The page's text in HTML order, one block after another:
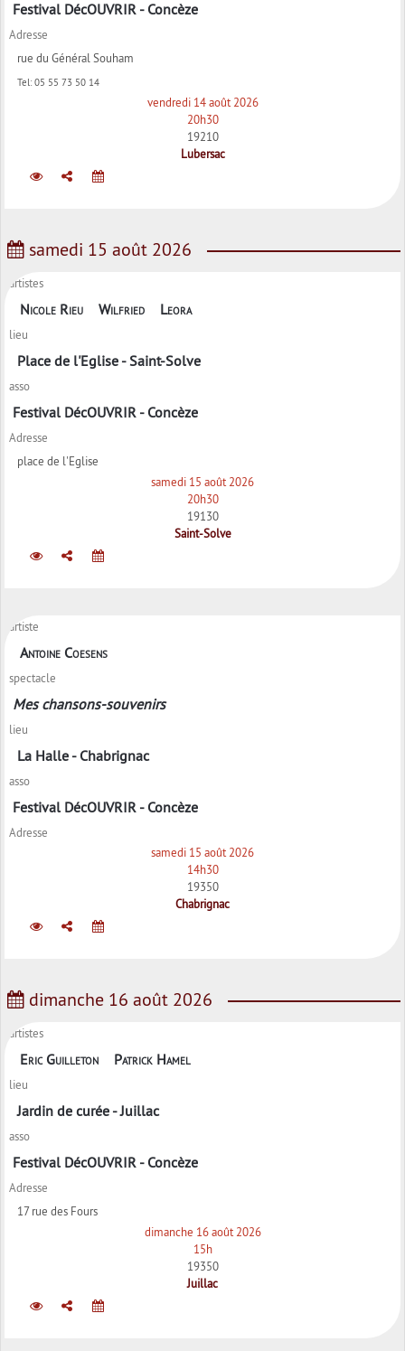
Festival DécOUVRIR - Concèze
Adresse
rue du Général Souham
Tel: 05 55 73 50 14
vendredi 14 août 2026
20h30
19210
Lubersac
samedi 15 août 2026
artistes
Nicole Rieu Wilfried Leora
lieu
Place de l'Eglise - Saint-Solve
asso
Festival DécOUVRIR - Concèze
Adresse
place de l'Eglise
samedi 15 août 2026
20h30
19130
Saint-Solve
artiste
Antoine Coesens
spectacle
Mes chansons-souvenirs
lieu
La Halle - Chabrignac
asso
Festival DécOUVRIR - Concèze
Adresse
samedi 15 août 2026
14h30
19350
Chabrignac
dimanche 16 août 2026
artistes
Eric Guilleton Patrick Hamel
lieu
Jardin de curée - Juillac
asso
Festival DécOUVRIR - Concèze
Adresse
17 rue des Fours
dimanche 16 août 2026
15h
19350
Juillac